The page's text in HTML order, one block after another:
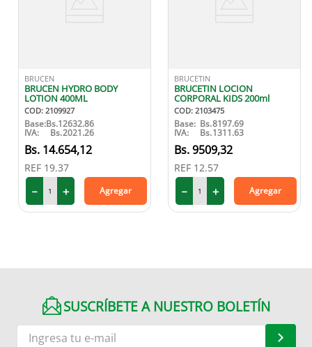
BRUCEN
BRUCEN HYDRO BODY
LOTION 400ML
COD: 2109927
Base:Bs.12632.86
IVA: Bs.2021.26
14.654,12
REF 19.37
＋
－ Agregar
BRUCETIN
BRUCETIN LOCION
CORPORAL KIDS 200ml
COD: 2103475
Base: Bs.8197.69
IVA: Bs.1311.63
9509,32
REF 12.57
＋
－ Agregar
SUSCRÍBETE A NUESTRO BOLETÍN